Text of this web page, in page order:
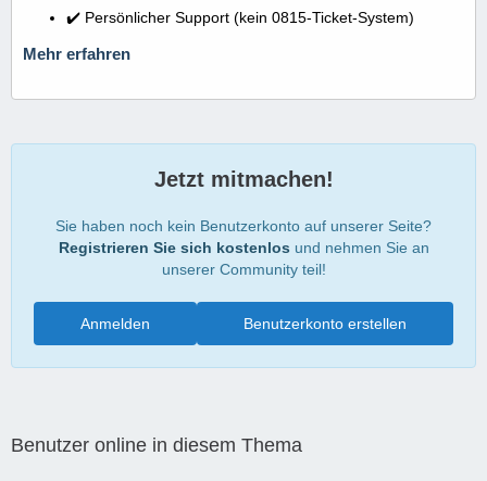
✔️ Persönlicher Support (kein 0815-Ticket-System)
Mehr erfahren
Jetzt mitmachen!
Sie haben noch kein Benutzerkonto auf unserer Seite?
Registrieren Sie sich kostenlos und nehmen Sie an
unserer Community teil!
Benutzerkonto erstellen
Anmelden
Benutzer online in diesem Thema